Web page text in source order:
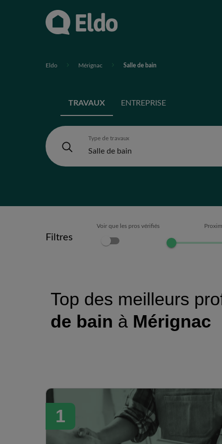
Eldo Mérignac Salle de bain
TRAVAUX ENTREPRISE
Type de travaux
Filtres
Voir que les pros vérifiés
Top des meilleurs
de bain à Mérignac
1